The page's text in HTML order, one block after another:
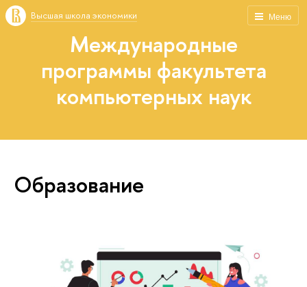
Меню
Высшая школа экономики
Международные
программы факультета
компьютерных наук
Образование